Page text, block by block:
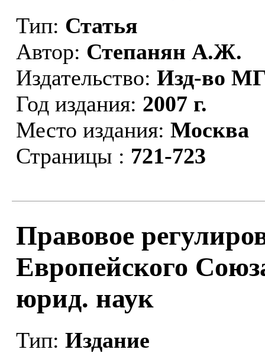
Тип: Статья
Автор: Степанян А.Ж.
Издательство: Изд-во
Год издания: 2007 г.
Место издания: Москва
Страницы : 721-723
Правовое
Европейского
юрид. наук
Тип: Издание